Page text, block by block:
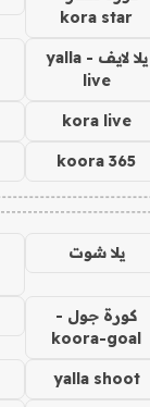
kora star
يلا لايف - yalla
live
kora live
koora 365
يلا شوت
كورة جول -
koora-goal
yalla shoot